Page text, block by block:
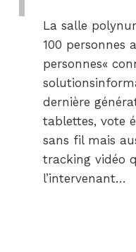
La salle
100 personnes
personnes«
dernière
tablettes, vote
sans fil mais
tracking vidéo
l’intervenant…